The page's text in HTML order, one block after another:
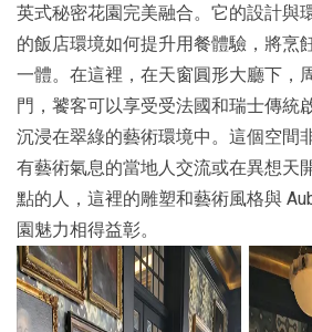
英式秘密花園完美融合。它的設計與
的飯店環境如何提升用餐體驗，將烹
一體。在這裡，在天窗圓形大廳下，
門，饕客可以享受受法國和瑞士傳統
沉浸在翠綠的藝術環境中。這個空間
有藝術氣息的當地人交流或在異想天
點的人，這裡的雕塑和藝術風格與
園魅力相得益彰。